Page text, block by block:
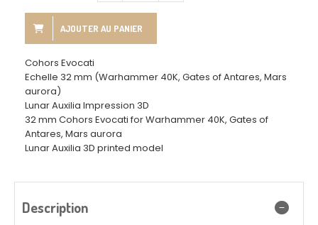
AJOUTER AU PANIER
Cohors Evocati
Echelle 32 mm (Warhammer 40K, Gates of Antares, Mars
aurora)
Lunar Auxilia Impression 3D
32 mm Cohors Evocati for Warhammer 40K, Gates of
Antares, Mars aurora
Lunar Auxilia 3D printed model
Description